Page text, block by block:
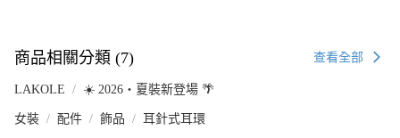
商品相關分類 (7) 查看全部
LAKOLE ☀️ 2026・夏裝新登場 🌴
女裝 配件 飾品 耳針式耳環